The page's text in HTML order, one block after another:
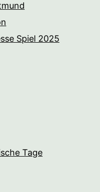
Spiel 2025
Tage